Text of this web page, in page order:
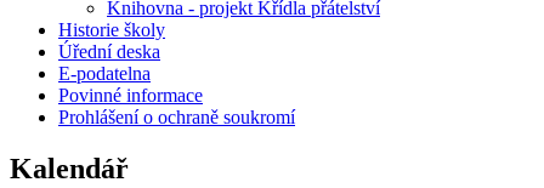
Knihovna - projekt Křídla přátelství
Historie školy
Úřední deska
E-podatelna
Povinné informace
Prohlášení o ochraně soukromí
Kalendář